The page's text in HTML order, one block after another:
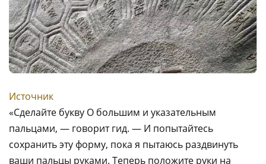
Источник
«Сделайте букву О большим и указательным
пальцами, — говорит гид. — И попытайтесь
сохранить эту форму, пока я пытаюсь раздвинуть
ваши пальцы руками. Теперь положите руки на